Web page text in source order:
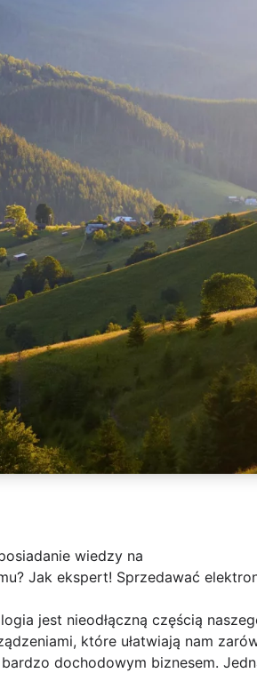
wiedzy na
Jak ekspert! Sprzedawać
jest nieodłączną częścią
które ułatwiają nam
dochodowym biznesem.